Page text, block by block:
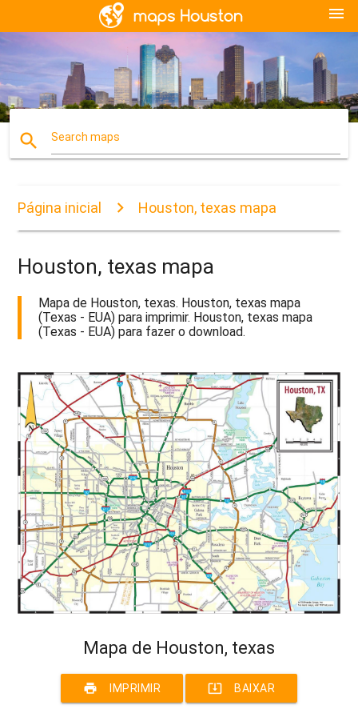
menu
search Search maps
Página inicial Houston, texas mapa
Houston, texas mapa
Mapa de Houston, texas. Houston, texas mapa
(Texas - EUA) para imprimir. Houston, texas mapa
(Texas - EUA) para fazer o download.
Mapa de Houston, texas
print IMPRIMIR system_update_alt BAIXAR